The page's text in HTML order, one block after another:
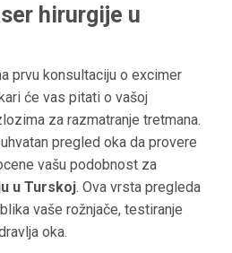
hirurgije u
prvu konsultaciju o excimer
će vas pitati o vašoj
za razmatranje tretmana.
pregled oka da provere
vašu podobnost za
u Turskoj. Ova vrsta pregleda
vaše rožnjače, testiranje
oka.